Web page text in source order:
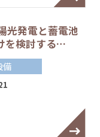
光発電と蓄電池
を検討する…
備